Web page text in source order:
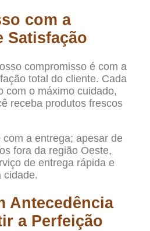
com a
Satisfação
compromisso é com a
total do cliente. Cada
com o máximo cuidado,
receba produtos frescos
a entrega; apesar de
fora da região Oeste,
de entrega rápida e
cidade.
Antecedência
a Perfeição